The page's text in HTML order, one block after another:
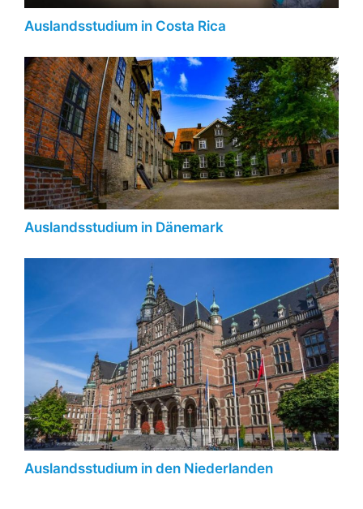
Auslandsstudium in Costa Rica
Auslandsstudium in Dänemark
Auslandsstudium in den Niederlanden